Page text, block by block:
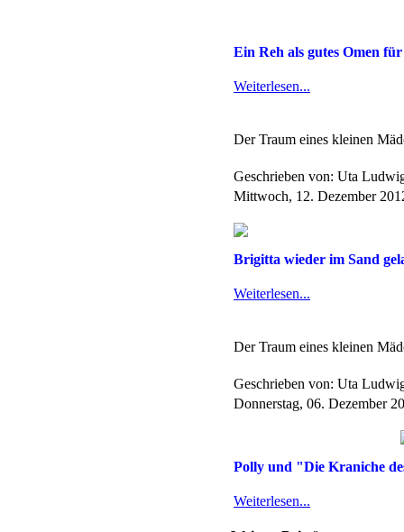
Ein Reh als gutes Omen
Weiterlesen...
Der Traum eines kleinen
Geschrieben von: Uta
Mittwoch, 12. Dezember
Brigitta wieder im Sand
Weiterlesen...
Der Traum eines kleinen
Geschrieben von: Uta
Donnerstag, 06. Dezember
Polly und "Die Kraniche
Weiterlesen...